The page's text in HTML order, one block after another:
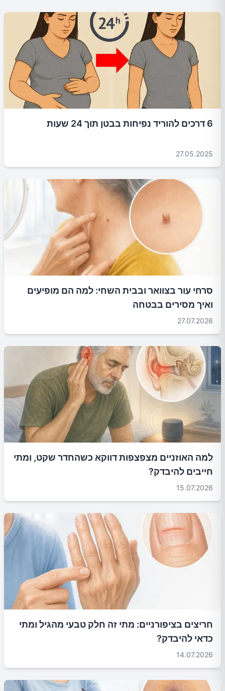
6 דרכים להוריד נפיחות בבטן תוך 24 שעות
27.05.2025
סרחי עור בצוואר ובבית השחי: למה הם מופיעים
ואיך מסירים בבטחה
27.07.2026
למה האוזניים מצפצפות דווקא כשהחדר שקט, ומתי
חייבים להיבדק?
15.07.2026
חריצים בציפורניים: מתי זה חלק טבעי מהגיל ומתי
כדאי להיבדק?
14.07.2026